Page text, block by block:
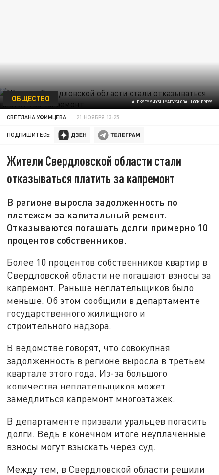
ALEKSEY SMYSHLYAEV/GLOBAL LOOK PRESS
ОБЩЕСТВО
СВЕТЛАНА УФИМЦЕВА 21 НОЯБРЯ 13:25
ПОДПИШИТЕСЬ:
Жители Свердловской области стали
отказываться платить за капремонт
В регионе выросла задолженность по
платежам за капитальный ремонт.
Отказываются погашать долги примерно 10
процентов собственников.
Более 10 процентов собственников квартир в
Свердловской области не погашают взносы за
капремонт. Раньше неплательщиков было
меньше. Об этом сообщили в департаменте
государственного жилищного и
строительного надзора.
В ведомстве говорят, что совокупная
задолженность в регионе выросла в третьем
квартале этого года. Из-за большого
количества неплательщиков может
замедлиться капремонт многоэтажек.
В департаменте призвали уральцев погасить
долги. Ведь в конечном итоге неуплаченные
взносы могут взыскать через суд.
Между тем, в Свердловской области решили